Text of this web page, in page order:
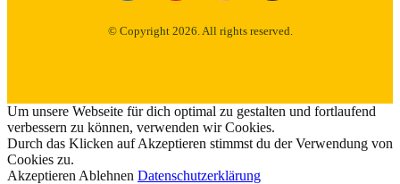
© Copyright 2026 . All rights reserved.
Um unsere Webseite für dich optimal zu gestalten und fortlaufend
verbessern zu können, verwenden wir Cookies.
Durch das Klicken auf Akzeptieren stimmst du der Verwendung von
Cookies zu.
Akzeptieren Ablehnen Datenschutzerklärung